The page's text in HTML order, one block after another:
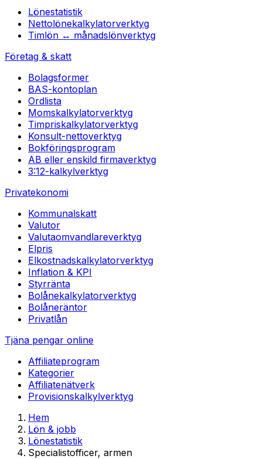
Lönestatistik
Nettolönekalkylatorverktyg
Timlön ↔ månadslönverktyg
Företag & skatt
Bolagsformer
BAS-kontoplan
Ordlista
Momskalkylatorverktyg
Timpriskalkylatorverktyg
Konsult-nettoverktyg
Bokföringsprogram
AB eller enskild firmaverktyg
3:12-kalkylverktyg
Privatekonomi
Kommunalskatt
Valutor
Valutaomvandlareverktyg
Elpris
Elkostnadskalkylatorverktyg
Inflation & KPI
Styrränta
Bolånekalkylatorverktyg
Bolåneräntor
Privatlån
Tjäna pengar online
Affiliateprogram
Kategorier
Affiliatenätverk
Provisionskalkylverktyg
Hem
Lön & jobb
Lönestatistik
Specialistofficer, armen